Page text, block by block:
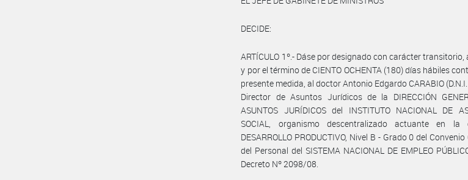
DECIDE:
ARTÍCULO 1º.- Dáse por designado con carácter
y por el término de CIENTO OCHENTA (180) días hábiles
presente medida, al doctor Antonio Edgardo CARABIO
Director de Asuntos Jurídicos de la DIRECCIÓN
ASUNTOS JURÍDICOS del INSTITUTO NACIONAL DE
SOCIAL, organismo descentralizado actuante en la
DESARROLLO PRODUCTIVO, Nivel B - Grado 0 del
del Personal del SISTEMA NACIONAL DE EMPLEO
Decreto Nº 2098/08.